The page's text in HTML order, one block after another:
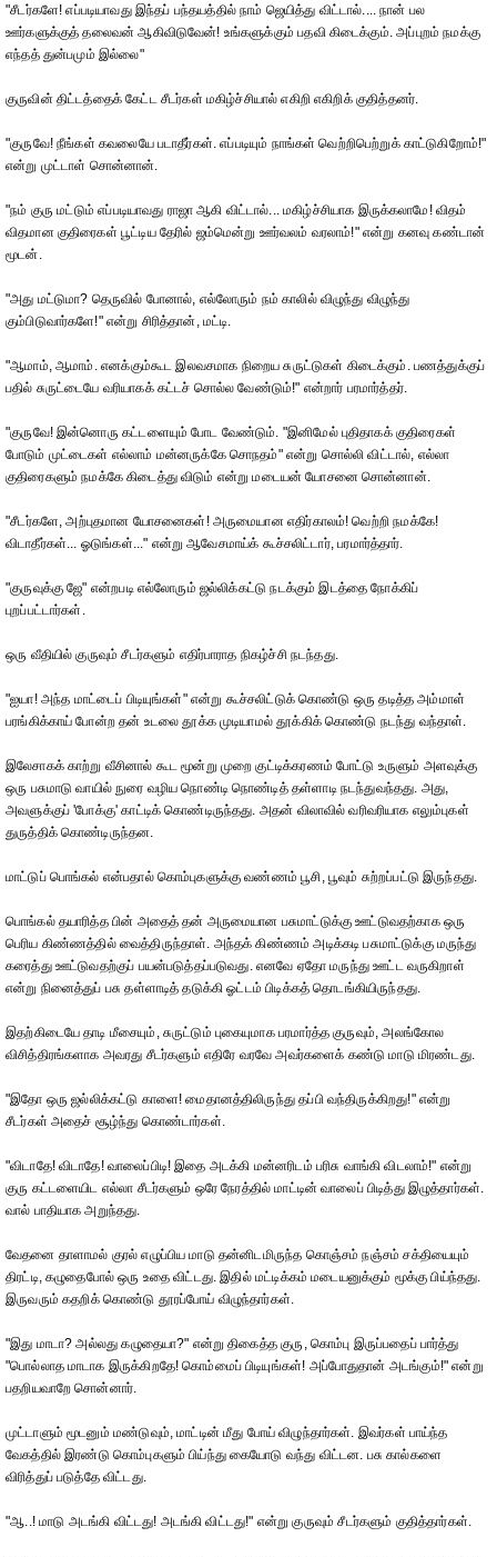
"சீடர்களே! எப்படியாவது இந்தப் பந்தயத்தில் நாம் ஜெயித்து விட்டால்.... நான் பல
ஊர்களுக்குத் தலைவன் ஆகிவிடுவேன்! உங்களுக்கும் பதவி கிடைக்கும். அப்புறம் நமக்கு
எந்தத் துன்பமும் இல்லை"
குருவின் திட்டத்தைக் கேட்ட சீடர்கள் மகிழ்ச்சியால் எகிறி எகிறிக் குதித்தனர்.
"குருவே! நீங்கள் கவலையே படாதீர்கள். எப்படியும் நாங்கள் வெற்றிபெற்றுக் காட்டுகிறோம்!"
என்று முட்டாள் சொன்னான்.
"நம் குரு மட்டும் எப்படியாவது ராஜா ஆகி விட்டால்... மகிழ்ச்சியாக இருக்கலாமே! விதம்
விதமான குதிரைகள் பூட்டிய தேரில் ஜம்மென்று ஊர்வலம் வரலாம்!" என்று கனவு கண்டான்
மூடன்.
"அது மட்டுமா? தெருவில் போனால், எல்லோரும் நம் காலில் விழுந்து விழுந்து
கும்பிடுவார்களே!" என்று சிரித்தான், மட்டி.
"ஆமாம், ஆமாம். எனக்கும்கூட இலவசமாக நிறைய சுருட்டுகள் கிடைக்கும். பணத்துக்குப்
பதில் சுருட்டையே வரியாகக் கட்டச் சொல்ல வேண்டும்!" என்றார் பரமார்த்தர்.
"குருவே! இன்னொரு கட்டளையும் போட வேண்டும். "இனிமேல் புதிதாகக் குதிரைகள்
போடும் முட்டைகள் எல்லாம் மன்னருக்கே சொநதம்" என்று சொல்லி விட்டால், எல்லா
குதிரைகளும் நமக்கே கிடைத்து விடும் என்று மடையன் யோசனை சொன்னான்.
"சீடர்களே, அற்புதமான யோசனைகள்! அருமையான எதிர்காலம்! வெற்றி நமக்கே!
விடாதீர்கள்... ஓடுங்கள்..." என்று ஆவேசமாய்க் கூச்சலிட்டார், பரமார்த்தார்.
"குருவுக்கு ஜே" என்றபடி எல்லோரும் ஜல்லிக்கட்டு நடக்கும் இடத்தை நோக்கிப்
புறப்பட்டார்கள்.
ஒரு வீதியில் குருவும் சீடர்களும் எதிர்பாராத நிகழ்ச்சி நடந்தது.
"ஐயா! அந்த மாட்டைப் பிடியுங்கள்" என்று கூச்சலிட்டுக் கொண்டு ஒரு தடித்த அம்மாள்
பரங்கிக்காய் போன்ற தன் உடலை தூக்க முடியாமல் தூக்கிக் கொண்டு நடந்து வந்தாள்.
இலேசாகக் காற்று வீசினால் கூட மூன்று முறை குட்டிக்கரணம் போட்டு உருளும் அளவுக்கு
ஒரு பசுமாடு வாயில் நுரை வழிய நொண்டி நொண்டித் தள்ளாடி நடந்துவந்தது. அது,
அவளுக்குப் 'போக்கு' காட்டிக் கொண்டிருந்தது. அதன் விலாவில் வரிவரியாக எலும்புகள்
துருத்திக் கொண்டிருந்தன.
மாட்டுப் பொங்கல் என்பதால் கொம்புகளுக்கு வண்ணம் பூசி, பூவும் சுற்றப்பட்டு இருந்தது.
பொங்கல் தயாரித்த பின் அதைத் தன் அருமையான பசுமாட்டுக்கு ஊட்டுவதற்காக ஒரு
பெரிய கிண்ணத்தில் வைத்திருந்தாள். அந்தக் கிண்ணம் அடிக்கடி பசுமாட்டுக்கு மருந்து
கரைத்து ஊட்டுவதற்குப் பயன்படுத்தப்படுவது. எனவே ஏதோ மருந்து ஊட்ட வருகிறாள்
என்று நினைத்துப் பசு தள்ளாடித் தடுக்கி ஓட்டம் பிடிக்கத் தொடங்கியிருந்தது.
இதற்கிடையே தாடி மீசையும், சுருட்டும் புகையுமாக பரமார்த்த குருவும், அலங்கோல
விசித்திரங்களாக அவரது சீடர்களும் எதிரே வரவே அவர்களைக் கண்டு மாடு மிரண்டது.
"இதோ ஒரு ஜல்லிக்கட்டு காளை! மைதானத்திலிருந்து தப்பி வந்திருக்கிறது!" என்று
சீடர்கள் அதைச் சூழ்ந்து கொண்டார்கள்.
"விடாதே! விடாதே! வாலைப்பிடி! இதை அடக்கி மன்னரிடம் பரிசு வாங்கி விடலாம்!" என்று
குரு கட்டளையிட எல்லா சீடர்களும் ஒரே நேரத்தில் மாட்டின் வாலைப் பிடித்து இழுத்தார்கள்.
வால் பாதியாக அறுந்தது.
வேதனை தாளாமல் குரல் எழுப்பிய மாடு தன்னிடமிருந்த கொஞ்சம் நஞ்சம் சக்தியையும்
திரட்டி, கழுதைபோல் ஒரு உதை விட்டது. இதில் மட்டிக்கம் மடையனுக்கும் மூக்கு பிய்ந்தது.
இருவரும் கதறிக் கொண்டு தூரப்போய் விழுந்தார்கள்.
"இது மாடா? அல்லது கழுதையா?" என்று திகைத்த குரு, கொம்பு இருப்பதைப் பார்த்து
"பொல்லாத மாடாக இருக்கிறதே! கொம்மைப் பிடியுங்கள்! அப்போதுதான் அடங்கும்!" என்று
பதறியவாறே சொன்னார்.
முட்டாளும் மூடனும் மண்டுவும், மாட்டின் மீது போய் விழுந்தார்கள். இவர்கள் பாய்ந்த
வேகத்தில் இரண்டு கொம்புகளும் பிய்ந்து கையோடு வந்து விட்டன. பசு கால்களை
விரித்துப் படுத்தே விட்டது.
"ஆ..! மாடு அடங்கி விட்டது! அடங்கி விட்டது!" என்று குருவும் சீடர்களும் குதித்தார்கள்.